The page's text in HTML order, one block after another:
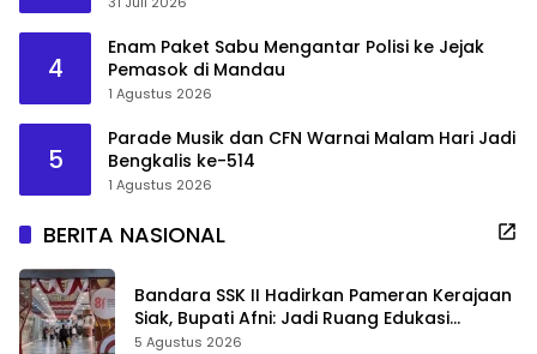
4
Enam Paket Sabu Mengantar Polisi ke Jejak
Pemasok di Mandau
1 Agustus 2026
5
Parade Musik dan CFN Warnai Malam Hari Jadi
Bengkalis ke-514
1 Agustus 2026
BERITA NASIONAL
Bandara SSK II Hadirkan Pameran Kerajaan
Siak, Bupati Afni: Jadi Ruang Edukasi
Sejarah Riau
5 Agustus 2026